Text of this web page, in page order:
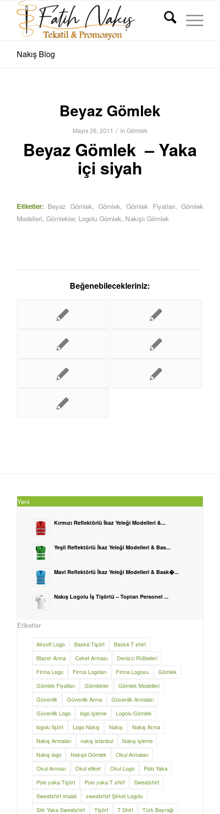
Nakış Blog
Beyaz Gömlek
Mayıs 26, 2011 / in Gömlek
Beyaz Gömlek – Yaka
içi siyah
Etiketler: Beyaz Gömlek, Gömlek,Gömlek Fiyatları,Gömlek
Modelleri, Gömlekler, Logolu Gömlek, Nakışlı Gömlek
Beğenebilecekleriniz:
Yeni
Kırmızı Reflektörlü İkaz Yeleği Modelleri &...
Yeşil Reflektörlü İkaz Yeleği Modelleri & Bas...
Mavi Reflektörlü İkaz Yeleği Modelleri & Bask�...
Nakış Logolu İş Tişörtü – Toptan Personel ...
Etiketler
Airsoft Logo Baskılı Tişört
Baskılı T shirt
Blazer Arma
Ceket Arması
Denizci Rütbeleri
Firma Logo
Firma Logoları Firma Logosu
Gömlek
Gömlek Fiyatları
Gömlekler
Gömlek Modelleri
Güvenlik
Güvenlik Arma
Güvenlik Armaları
Güvenlik Logo
logo işleme
Logolu Gömlek
logolu tişört
Logo Nakış Nakış
Nakış Arma
Nakış Armaları
nakış istanbul
Nakış işleme
Nakış logo
Nakışlı Gömlek
Okul Armaları
Okul Arması
Okul etiket Okul Logo
Polo Yaka
Polo yaka Tişört
Polo yaka T shirt
Sweatshirt
Sweatshirt imalat
sweatshirt Şirket Logolu
Sıfır Yaka Sweatshirt
Tişört T Shirt
Türk Bayrağı